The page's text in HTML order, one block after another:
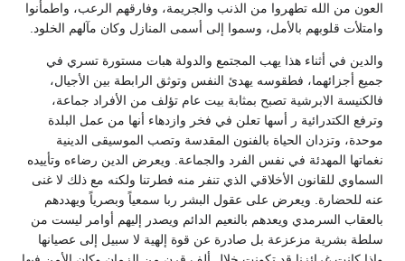
العون من الله تطهروا من الذنب والجريمة، وفارقهم الرعب، واطمأنوا
وامتلأت قلوبهم بالأمل، وسموا إلى أسمى المنازل وكان مآلهم الخلود.
والدين في أثناء هذا يهب المجتمع والدولة هبات مستورة تسري في
جميع أجزائهما، فطقوسه يهدئ النفس وتوثق الرابطة بين الأجيال،
فالكنيسة الابرشية تصبح بمثابة بيت عام تؤلف من الأفراد جماعة،
وترفع الكتدرائية ر أسها تعلن في فخر وازدهاء أنها من عمل البلدة
موحدة، وتزدان الحياة بالفنون المقدسة وتصب الموسيقى الدينية
نغماتها المهدئة في نفس الفرد والجماعة. ويعرض الدين رضاءه وتأييده
السماوي للقانون الأخلاقي الذي تنفر منه فطرتنا ولكنه مع ذلك لا غنى
عنه للحضارة. ويعرض على عقول البشر ربا سمعياً وبصرياً ويهددهم
بالعقاب السرمدي ويعدهم بالنعيم الدائم ويصدر إليهم أوامر ليست من
سلطة بشرية مزعزعة بل صادرة عن قوة إلهية لا سبيل إلى عصيانها